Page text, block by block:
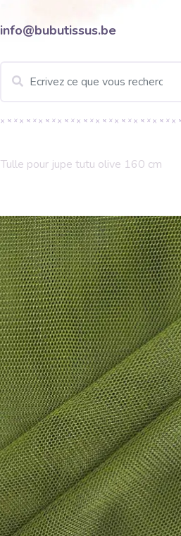
info@bubutissus.be
Tulle pour jupe tutu olive 160 cm